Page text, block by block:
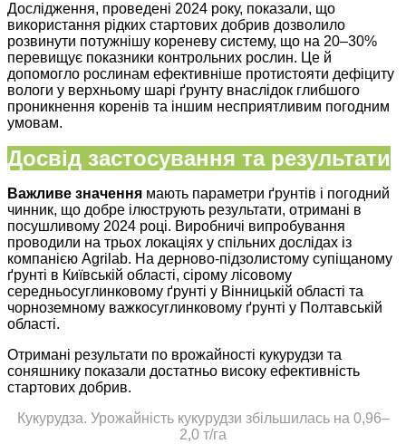
Дослідження, проведені 2024 року, показали, що
використання рідких стартових добрив дозволило
розвинути потужнішу кореневу систему, що на 20–30%
перевищує показники контрольних рослин. Це й
допомогло рослинам ефективніше протистояти дефіциту
вологи у верхньому шарі ґрунту внаслідок глибшого
проникнення коренів та іншим несприятливим погодним
умовам.
Досвід застосування та результати
Важливе значення мають параметри ґрунтів і погодний
чинник, що добре ілюструють результати, отримані в
посушливому 2024 році. Виробничі випробування
проводили на трьох локаціях у спільних дослідах із
компанією Agrilab. На дерново-підзолистому супіщаному
ґрунті в Київській області, сірому лісовому
середньосуглинковому ґрунті у Вінницькій області та
чорноземному важкосуглинковому ґрунті у Полтавській
області.
Отримані результати по врожайності кукурудзи та
соняшнику показали достатньо високу ефективність
стартових добрив.
Кукурудза. Урожайність кукурудзи збільшилась на 0,96–
2,0 т/га